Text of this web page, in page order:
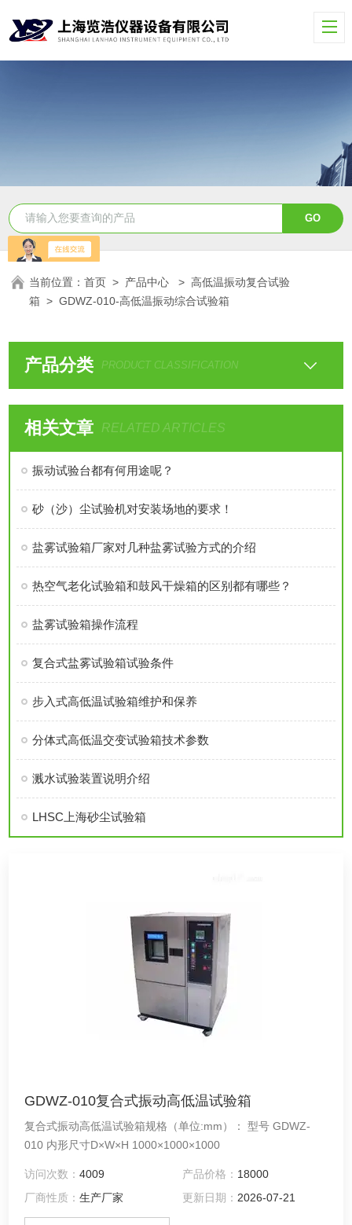
当前位置：首页 > 产品中心 >高低温振动复合试验
箱 >GDWZ-010-高低温振动综合试验箱
产品分类 PRODUCT CLASSIFICATION
相关文章 RELATED ARTICLES
振动试验台都有何用途呢？
砂（沙）尘试验机对安装场地的要求！
盐雾试验箱厂家对几种盐雾试验方式的介绍
热空气老化试验箱和鼓风干燥箱的区别都有哪些？
盐雾试验箱操作流程
复合式盐雾试验箱试验条件
步入式高低温试验箱维护和保养
分体式高低温交变试验箱技术参数
溅水试验装置说明介绍
LHSC上海砂尘试验箱
GDWZ-010复合式振动高低温试验箱
复合式振动高低温试验箱规格（单位:mm）： 型号 GDWZ-
010 内形尺寸D×W×H 1000×1000×1000
访问次数：4009 产品价格： 18000
厂商性质：生产厂家 更新日期： 2026-07-21